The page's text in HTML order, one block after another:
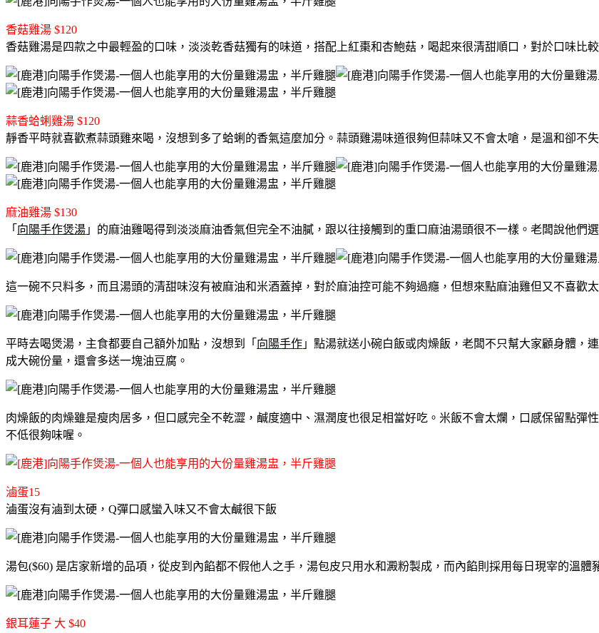
香菇雞湯 $120
香菇雞湯是四款之中最輕盈的口味，淡淡乾香菇獨有的味道，搭配上紅棗和杏鮑菇，喝起來很清甜順口，對於口味比
蒜香蛤蜊雞湯 $120
靜香平時就喜歡煮蒜頭雞來喝，沒想到多了蛤蜊的香氣這麼加分。蒜頭雞湯味道很夠但蒜味又不會太嗆，是溫和卻不
麻油雞湯 $130
「 向陽手作煲湯 」的麻油雞喝得到淡淡麻油香氣但完全不油膩，跟以往接觸到的重口麻油湯頭很不一樣。老闆說他們
這一碗不只料多，而且湯頭的清甜味沒有被麻油和米酒蓋掉，對於麻油控可能不夠過癮，但想來點麻油雞但又不喜歡
平時去喝煲湯，主食都要自己額外加點，沒想到「 向陽手作 」點湯就送小碗白飯或肉燥飯，老闆不只幫大家顧身體，
成大碗份量，還會多送一塊油豆腐。
肉燥飯的肉燥雖是瘦肉居多，但口感完全不乾澀，鹹度適中、濕潤度也很足相當好吃。米飯不會太爛，口感保留點彈
不低很夠味喔。
滷蛋15
滷蛋沒有滷到太硬，Q彈口感蠻入味又不會太鹹很下飯
湯包($60) 是店家新增的品項，從皮到內餡都不假他人之手，湯包皮只用水和澱粉製成，而內餡則採用每日現宰的溫體
銀耳蓮子 大 $40